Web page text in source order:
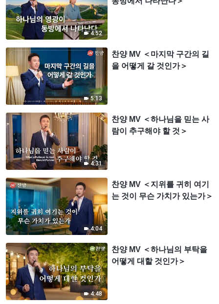
4:52
5:13
찬양 MV ＜마지막 구간의 길
을 어떻게 갈 것인가＞
4:31
찬양 MV ＜하나님을 믿는 사
람이 추구해야 할 것＞
4:04
찬양 MV ＜지위를 귀히 여기
는 것이 무슨 가치가 있는가＞
4:48
찬양 MV ＜하나님의 부탁을
어떻게 대할 것인가＞